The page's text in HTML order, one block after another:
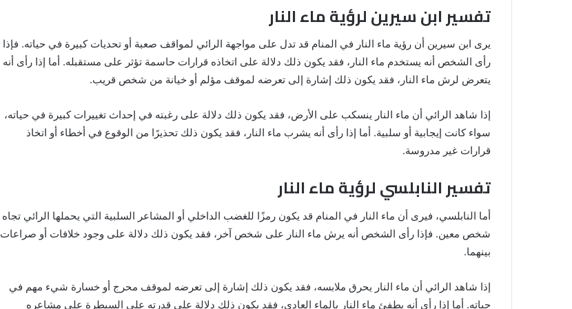
تفسير ابن سيرين لرؤية ماء النار
يرى ابن سيرين أن رؤية ماء النار في المنام قد تدل على مواجهة الرائي لمواقف صعبة أو تحديات كبيرة في حياته. فإذا
رأى الشخص أنه يستخدم ماء النار، فقد يكون ذلك دلالة على اتخاذه قرارات حاسمة تؤثر على مستقبله. أما إذا رأى أنه
يتعرض لرش ماء النار، فقد يكون ذلك إشارة إلى تعرضه لموقف مؤلم أو خيانة من شخص قريب.
إذا شاهد الرائي أن ماء النار ينسكب على الأرض، فقد يكون ذلك دلالة على رغبته في إحداث تغييرات كبيرة في حياته،
سواء كانت إيجابية أو سلبية. أما إذا رأى أنه يشرب ماء النار، فقد يكون ذلك تحذيرًا من الوقوع في أخطاء أو اتخاذ
قرارات غير مدروسة.
تفسير النابلسي لرؤية ماء النار
أما النابلسي، فيرى أن ماء النار في المنام قد يكون رمزًا للغضب الداخلي أو المشاعر السلبية التي يحملها الرائي تجاه
شخص معين. فإذا رأى الشخص أنه يرش ماء النار على شخص آخر، فقد يكون ذلك دلالة على وجود خلافات أو صراعات
بينهما.
إذا شاهد الرائي أن ماء النار يحرق ملابسه، فقد يكون ذلك إشارة إلى تعرضه لموقف محرج أو خسارة شيء مهم في
حياته. أما إذا رأى أنه يطفئ ماء النار بالماء العادي، فقد يكون ذلك دلالة على قدرته على السيطرة على مشاعره
شي
الدبر
في
للمتزوجة
خروج شي من الدبر في المنام للمتزوجة
الحمام
بالبراز
ابن
والنابلسي
رؤية الحمام المتسخ بالبراز في المنام:
دلالات وتفسيرات ابن سيرين والنابلسي